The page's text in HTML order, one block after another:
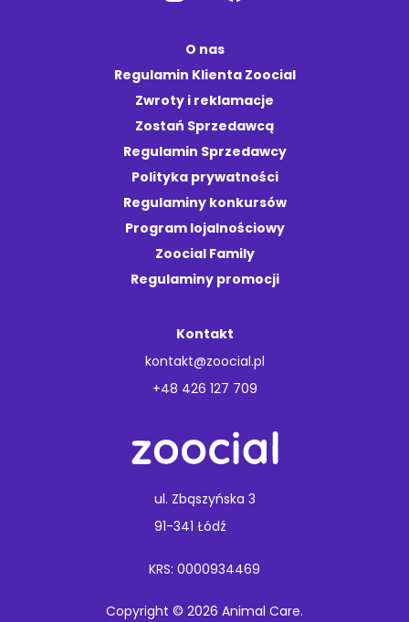
O nas
Regulamin Klienta Zoocial
Zwroty i reklamacje
Zostań Sprzedawcą
Regulamin Sprzedawcy
Polityka prywatności
Regulaminy konkursów
Program lojalnościowy
Zoocial Family
Regulaminy promocji
Kontakt
kontakt@zoocial.pl
+48 426 127 709
ul. Zbąszyńska 3
91-341 Łódź
KRS: 0000934469
Copyright © 2026 Animal Care.